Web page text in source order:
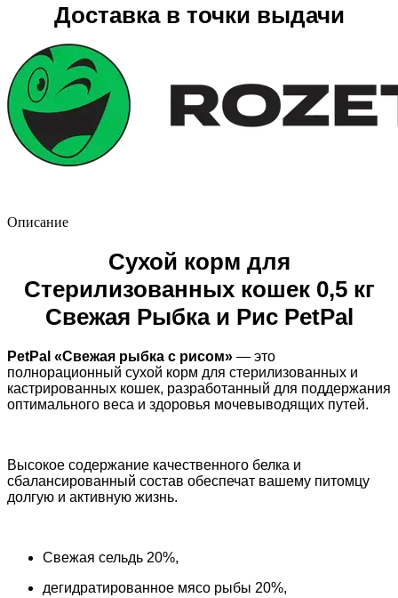
Доставка в точки выдачи
Описание
Сухой корм для
Стерилизованных кошек 0,5 кг
Свежая Рыбка и Рис PetPal
PetPal «Свежая рыбка с рисом» — это
полнорационный сухой корм для стерилизованных и
кастрированных кошек, разработанный для поддержания
оптимального веса и здоровья мочевыводящих путей.
Высокое содержание качественного белка и
сбалансированный состав обеспечат вашему питомцу
долгую и активную жизнь.
Свежая сельдь 20%,
дегидратированное мясо рыбы 20%,